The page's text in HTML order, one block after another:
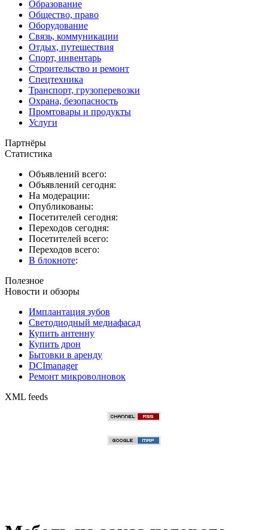
Образование
Общество, право
Оборудование
Связь, коммуникации
Отдых, путешествия
Спорт, инвентарь
Строительство и ремонт
Спецтехника
Транспорт, грузоперевозки
Охрана, безопасность
Промтовары и продукты
Услуги
Партнёры
Статистика
Объявлений всего:
Объявлений сегодня:
На модерации:
Опубликованы:
Посетителей сегодня:
Переходов сегодня:
Посетителей всего:
Переходов всего:
В блокноте:
Полезное
Новости и обзоры
Имплантация зубов
Светодиодный медиафасад
Купить антенну
Купить дрон
Бытовки в аренду
DCImanager
Ремонт микроволновок
XML feeds